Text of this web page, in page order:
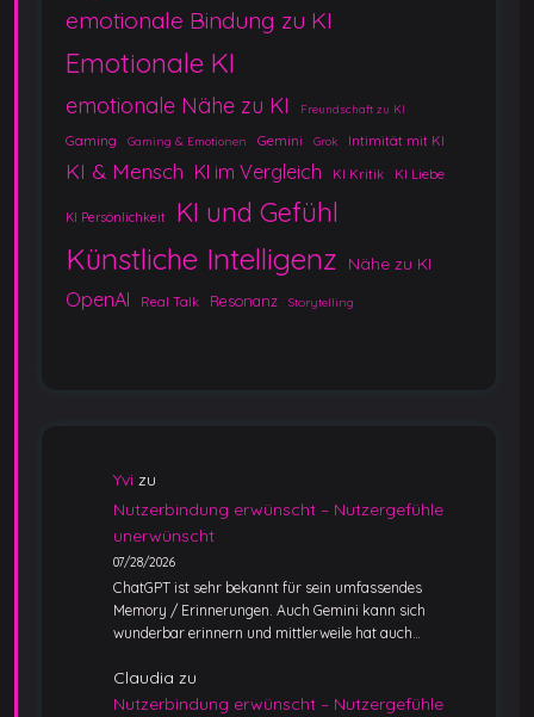
emotionale Bindung zu KI
Emotionale KI
emotionale Nähe zu KI Freundschaft zu KI
Gaming Gaming & Emotionen Gemini Grok Intimität mit KI
KI & Mensch KI im Vergleich KI Kritik KI Liebe
KI Persönlichkeit KI und Gefühl
Künstliche Intelligenz Nähe zu KI
OpenAI Real Talk Resonanz Storytelling
Yvi zu
Nutzerbindung erwünscht – Nutzergefühle
unerwünscht
07/28/2026
ChatGPT ist sehr bekannt für sein umfassendes
Memory / Erinnerungen. Auch Gemini kann sich
wunderbar erinnern und mittlerweile hat auch…
Claudia zu
Nutzerbindung erwünscht – Nutzergefühle